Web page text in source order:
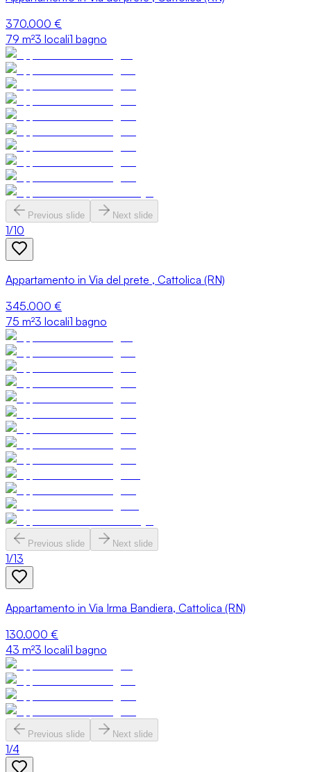
370.000 €
79 m²3 locali1 bagno
Previous slide Next slide
1/10
Appartamento in Via del prete , Cattolica (RN)
345.000 €
75 m²3 locali1 bagno
Previous slide Next slide
1/13
Appartamento in Via Irma Bandiera, Cattolica (RN)
130.000 €
43 m²3 locali1 bagno
Previous slide Next slide
1/4